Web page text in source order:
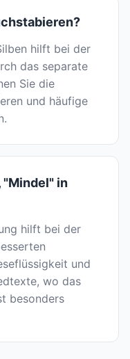
hilft bei der
das separate
Sie die
und häufige
"Mindel" in
hilft bei der
und
wo das
besonders